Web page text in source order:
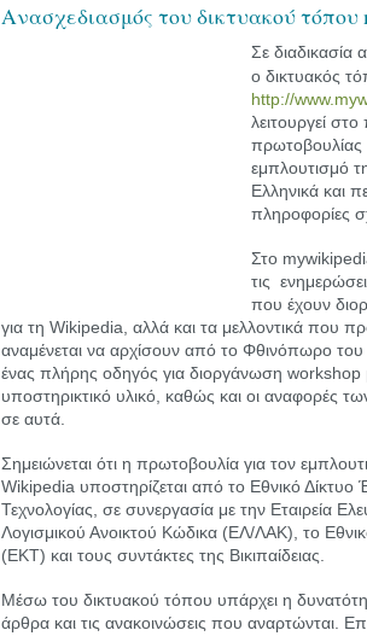
Ανασχεδιασμός του δικτυακού τόπου
Σε διαδικασία
ο δικτυακός
http://
λειτουργεί
πρωτοβουλίας
εμπλουτισμό
Ελληνικά και
πληροφορίες
Στο
τις
που έχουν
για τη Wikipedia, αλλά και τα μελλοντικά που
αναμένεται να αρχίσουν από το Φθινόπωρο
ένας πλήρης οδηγός για διοργάνωση workshop
υποστηρικτικό υλικό, καθώς και οι αναφορές
σε αυτά.
Σημειώνεται ότι η πρωτοβουλία για τον
Wikipedia υποστηρίζεται από το Εθνικό Δίκτυο
Τεχνολογίας, σε συνεργασία με την Εταιρεία
Λογισμικού Ανοικτού Κώδικα (ΕΛ/ΛΑΚ), το
(ΕΚΤ) και τους συντάκτες της Βικιπαίδειας.
Μέσω του δικτυακού τόπου υπάρχει η
άρθρα και τις ανακοινώσεις που αναρτώνται.